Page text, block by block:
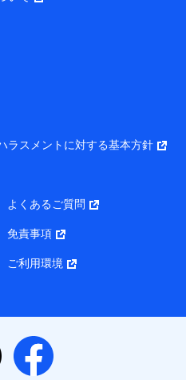
シャルグループ 代表取締役
10 アーバンネット日本橋
ランス 代表取締役社長 吉
よる保険のご相談にあたっ
ールアドレス、電話番号、個
料請求の情報（有無を含みま
ラスメントに対する基本方針
よくあるご質問
免責事項
ご利用環境